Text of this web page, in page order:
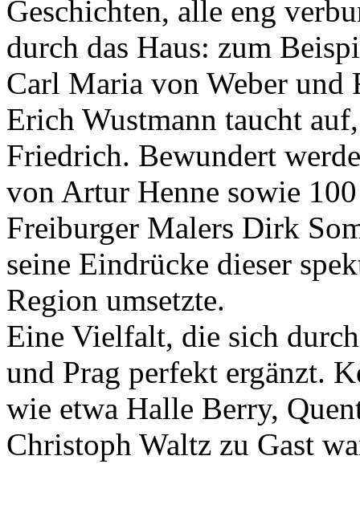
Geschichten, alle eng
durch das Haus: zum
Carl Maria von Weber und
Erich Wustmann taucht
Friedrich. Bewundert
von Artur Henne sowie
Freiburger Malers Dirk
seine Eindrücke dieser
Region umsetzte.
Eine Vielfalt, die sich
und Prag perfekt ergänzt.
wie etwa Halle Berry,
Christoph Waltz zu Gast